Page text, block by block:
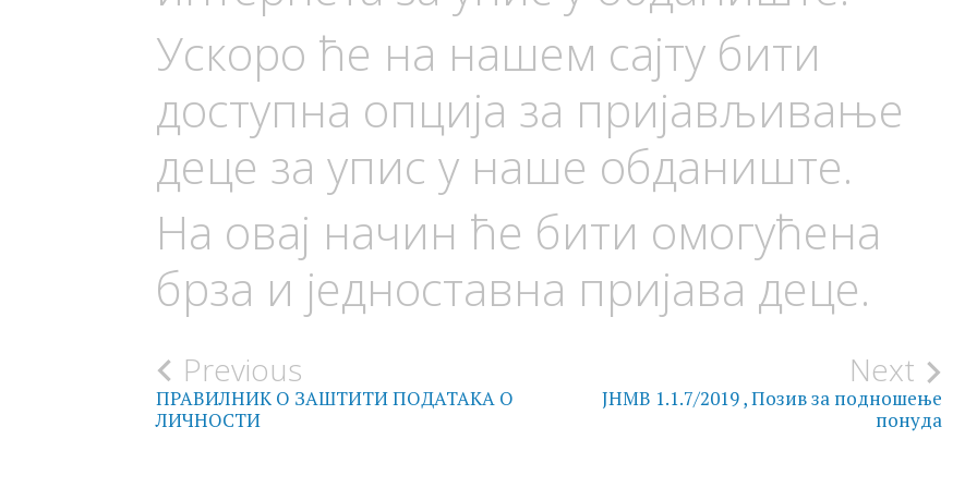
Ускоро ће на нашем сајту бити
доступна опција за пријављивање
деце за упис у наше обданиште.
На овај начин ће бити омогућена
брза и једноставна пријава деце.
Post
navigation
Previous
ПРАВИЛНИК О ЗАШТИТИ ПОДАТАКА О
ЛИЧНОСТИ
Next
JНМВ 1.1.7/2019 , Позив за подношење
понуда